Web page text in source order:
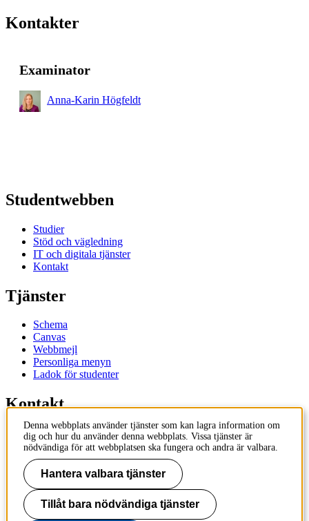
Kontakter
Examinator
Anna-Karin Högfeldt
Studentwebben
Studier
Stöd och vägledning
IT och digitala tjänster
Kontakt
Tjänster
Schema
Canvas
Webbmejl
Personliga menyn
Ladok för studenter
Kontakt
Kontakta utbildningsprogram
Kontakta kurs
IT-support
KTH Entré
KTH
Denna webbplats använder tjänster som kan lagra information om
dig och hur du använder denna webbplats. Vissa tjänster är
nödvändiga för att webbplatsen ska fungera och andra är valbara.
Hantera valbara tjänster
Tillåt bara nödvändiga tjänster